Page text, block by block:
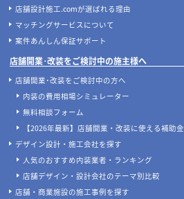
店舗設計施工.comが選ばれる理由
マッチングサービスについて
案件あんしん保証サポート
店舗開業･改装をご検討中の施主様へ
店舗開業･改装をご検討中の方へ
内装の費用相場シミュレーター
無料相談フォーム
【2026年最新】店舗開業・改装に使える補助金
デザイン設計・施工会社を探す
人気のおすすめ内装業者・ランキング
店舗デザイン・設計会社のテーマ別比較
店舗・商業施設の施工事例を探す